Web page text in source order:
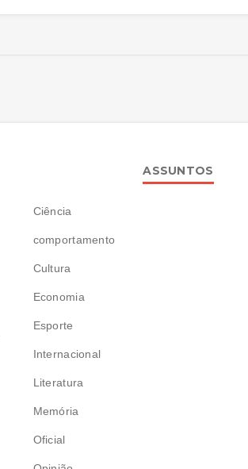
ASSUNTOS
Ciência
comportamento
Cultura
Economia
Esporte
Internacional
Literatura
Memória
Oficial